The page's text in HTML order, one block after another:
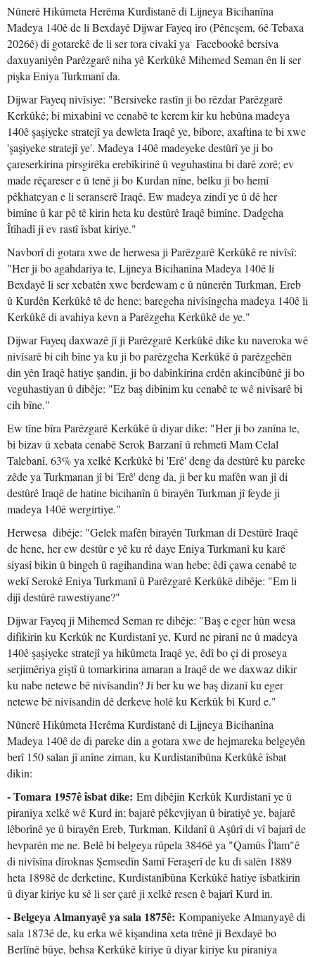
Nûnerê Hikûmeta Herêma Kurdistanê di Lijneya Bicihanîna
Madeya 140ê de li Bexdayê Dijwar Fayeq îro (Pêncşem, 6ê Tebaxa
2026ê) di gotarekê de li ser tora civakî ya Facebookê bersiva
daxuyaniyên Parêzgarê niha yê Kerkûkê Mihemed Seman ên li ser
pişka Eniya Turkmanî da.
Dijwar Fayeq nivîsiye: "Bersiveke rastîn ji bo rêzdar Parêzgarê
Kerkûkê; bi mixabinî ve cenabê te kerem kir ku hebûna madeya
140ê şaşiyeke stratejî ya dewleta Iraqê ye, bibore, axaftina te bi xwe
'şaşiyeke stratejî ye'. Madeya 140ê madeyeke destûrî ye ji bo
çareserkirina pirsgirêka erebîkirinê û veguhastina bi darê zorê; ev
made rêçareser e û tenê ji bo Kurdan nîne, belku ji bo hemî
pêkhateyan e li seranserê Iraqê. Ew madeya zindî ye û dê her
bimîne û kar pê tê kirin heta ku destûrê Iraqê bimîne. Dadgeha
Îtîhadî jî ev rastî îsbat kiriye."
Navborî di gotara xwe de herwesa ji Parêzgarê Kerkûkê re nivîsî:
"Her ji bo agahdariya te, Lijneya Bicihanîna Madeya 140ê li
Bexdayê li ser xebatên xwe berdewam e û nûnerên Turkman, Ereb
û Kurdên Kerkûkê tê de hene; baregeha nivîsîngeha madeya 140ê li
Kerkûkê di avahiya kevn a Parêzgeha Kerkûkê de ye."
Dijwar Fayeq daxwazê jî ji Parêzgarê Kerkûkê dike ku naveroka wê
nivîsarê bi cih bîne ya ku ji bo parêzgeha Kerkûkê û parêzgehên
din yên Iraqê hatiye şandin, ji bo dabînkirina erdên akincîbûnê ji bo
veguhastiyan û dibêje: "Ez baş dibînim ku cenabê te wê nivîsarê bi
cih bîne."
Ew tîne bîra Parêzgarê Kerkûkê û diyar dike: "Her ji bo zanîna te,
bi bizav û xebata cenabê Serok Barzanî û rehmetî Mam Celal
Talebanî, 63% ya xelkê Kerkûkê bi 'Erê' deng da destûrê ku pareke
zêde ya Turkmanan jî bi 'Erê' deng da, ji ber ku mafên wan jî di
destûrê Iraqê de hatine bicihanîn û birayên Turkman jî feyde ji
madeya 140ê wergirtiye."
Herwesa dibêje: "Gelek mafên birayên Turkman di Destûrê Iraqê
de hene, her ew destûr e yê ku rê daye Eniya Turkmanî ku karê
siyasî bikin û bingeh û ragihandina wan hebe; êdî çawa cenabê te
wekî Serokê Eniya Turkmanî û Parêzgarê Kerkûkê dibêje: "Em li
dijî destûrê rawestiyane?"
Dijwar Fayeq ji Mihemed Seman re dibêje: "Baş e eger hûn wesa
difikirin ku Kerkûk ne Kurdistanî ye, Kurd ne piranî ne û madeya
140ê şaşiyeke stratejî ya hikûmeta Iraqê ye, êdî bo çi di proseya
serjimêriya giştî û tomarkirina amaran a Iraqê de we daxwaz dikir
ku nabe netewe bê nivîsandin? Ji ber ku we baş dizanî ku eger
netewe bê nivîsandin dê derkeve holê ku Kerkûk bi Kurd e."
Nûnerê Hikûmeta Herêma Kurdistanê di Lijneya Bicihanîna
Madeya 140ê de di pareke din a gotara xwe de hejmareka belgeyên
berî 150 salan jî anîne ziman, ku Kurdistanîbûna Kerkûkê îsbat
dikin:
- Tomara 1957ê îsbat dike: Em dibêjin Kerkûk Kurdistanî ye û
piraniya xelkê wê Kurd in; bajarê pêkevjiyan û biratiyê ye, bajarê
lêborînê ye û birayên Ereb, Turkman, Kildanî û Aşûrî di vî bajarî de
hevparên me ne. Belê bi belgeya rûpela 3846ê ya "Qamûs Î'lam"ê
di nivîsîna dîroknas Şemsedîn Samî Feraşerî de ku di salên 1889
heta 1898ê de derketine, Kurdistanîbûna Kerkûkê hatiye îsbatkirin
û diyar kiriye ku sê li ser çarê ji xelkê resen ê bajarî Kurd in.
- Belgeya Almanyayê ya sala 1875ê: Kompaniyeke Almanyayê di
sala 1873ê de, ku erka wê kişandina xeta trênê ji Bexdayê bo
Berlînê bûye, behsa Kerkûkê kiriye û diyar kiriye ku piraniya